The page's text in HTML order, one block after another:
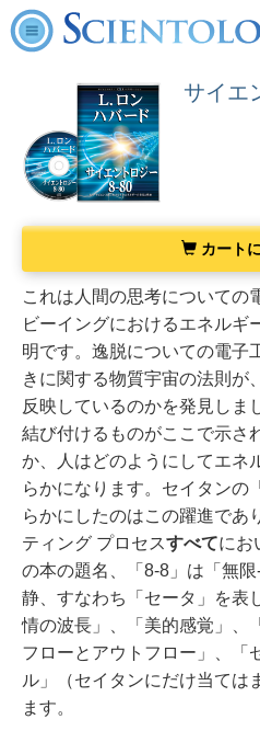
サイエ
カート
これは人間の思考についての
ビーイングにおけるエネルギ
明です。逸脱についての電子
きに関する物質宇宙の法則が
反映しているのかを発見しま
結び付けるものがここで示さ
か、人はどのようにしてエネ
らかになります。 セイタンの
らかにしたのはこの躍進であ
ティング プロセスすべてにお
の本の題名、「8-8」は「無限-
静、すなわち「セータ」を表
情の波長」
、「美的感覚」
フローとアウトフロー」、「
ル」（セイタンにだけ当ては
ます。